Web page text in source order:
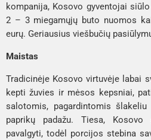
kompanija, Kosovo gyventojai
2 – 3 miegamųjų buto nuomos
eurų. Geriausius viešbučių
Maistas
Tradicinėje Kosovo virtuvėje labai
kepti žuvies ir mėsos kepsniai,
salotomis, pagardintomis
paprikų padažu. Tiesa,
pavalgyti, todėl porcijos stebina